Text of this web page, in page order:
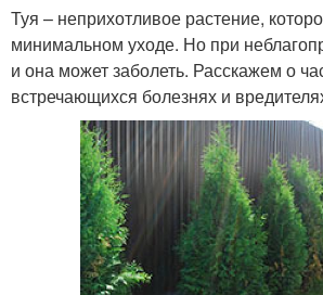
Туя – неприхотливое растение,
минимальном уходе. Но при
и она может заболеть. Расскажем о
встречающихся болезнях и